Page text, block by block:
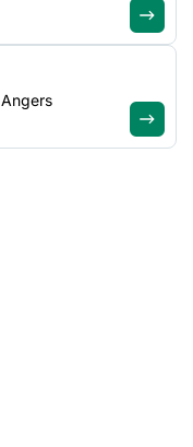
de trois ateliers :
Mentale avec la